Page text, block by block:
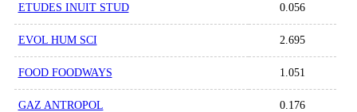
ETUDES INUIT STUD 0.056
EVOL HUM SCI 2.695
FOOD FOODWAYS 1.051
GAZ ANTROPOL 0.176